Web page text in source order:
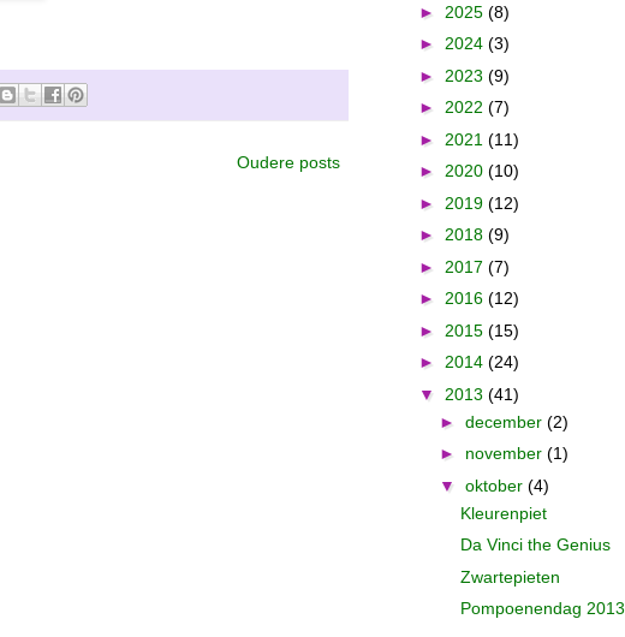
Oudere posts
► 2025 (8)
► 2024 (3)
► 2023 (9)
► 2022 (7)
► 2021 (11)
► 2020 (10)
► 2019 (12)
► 2018 (9)
► 2017 (7)
► 2016 (12)
► 2015 (15)
► 2014 (24)
▼ 2013 (41)
► december (2)
► november (1)
▼ oktober (4)
Kleurenpiet
Da Vinci the Genius
Zwartepieten
Pompoenendag 2013